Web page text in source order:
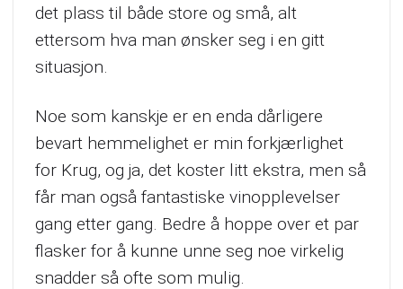
det plass til både store og små, alt
ettersom hva man ønsker seg i en gitt
situasjon.
Noe som kanskje er en enda dårligere
bevart hemmelighet er min forkjærlighet
for Krug, og ja, det koster litt ekstra, men så
får man også fantastiske vinopplevelser
gang etter gang. Bedre å hoppe over et par
flasker for å kunne unne seg noe virkelig
snadder så ofte som mulig.